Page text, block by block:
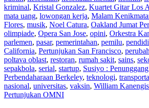
kriminal, Kristal Gonzalez, Kuartet Gitar Los
mata uang, lowongan kerja, Malam
Flores, musik, Noel Catura, Oakland Jumat
olimpiade, Opera San Jose, opini, Orkestra
parlemen, pasar, pemerintahan, pemilu,
California, Pertunjukan San Francisco,
poltava oblast, restoran, rumah sakit, sains,
sepakbola, serial, startup, Susiyo :
Perbendaharaan Berkeley, teknologi,
nasional, universitas, vaksin, William
Pertunjukan OMNI